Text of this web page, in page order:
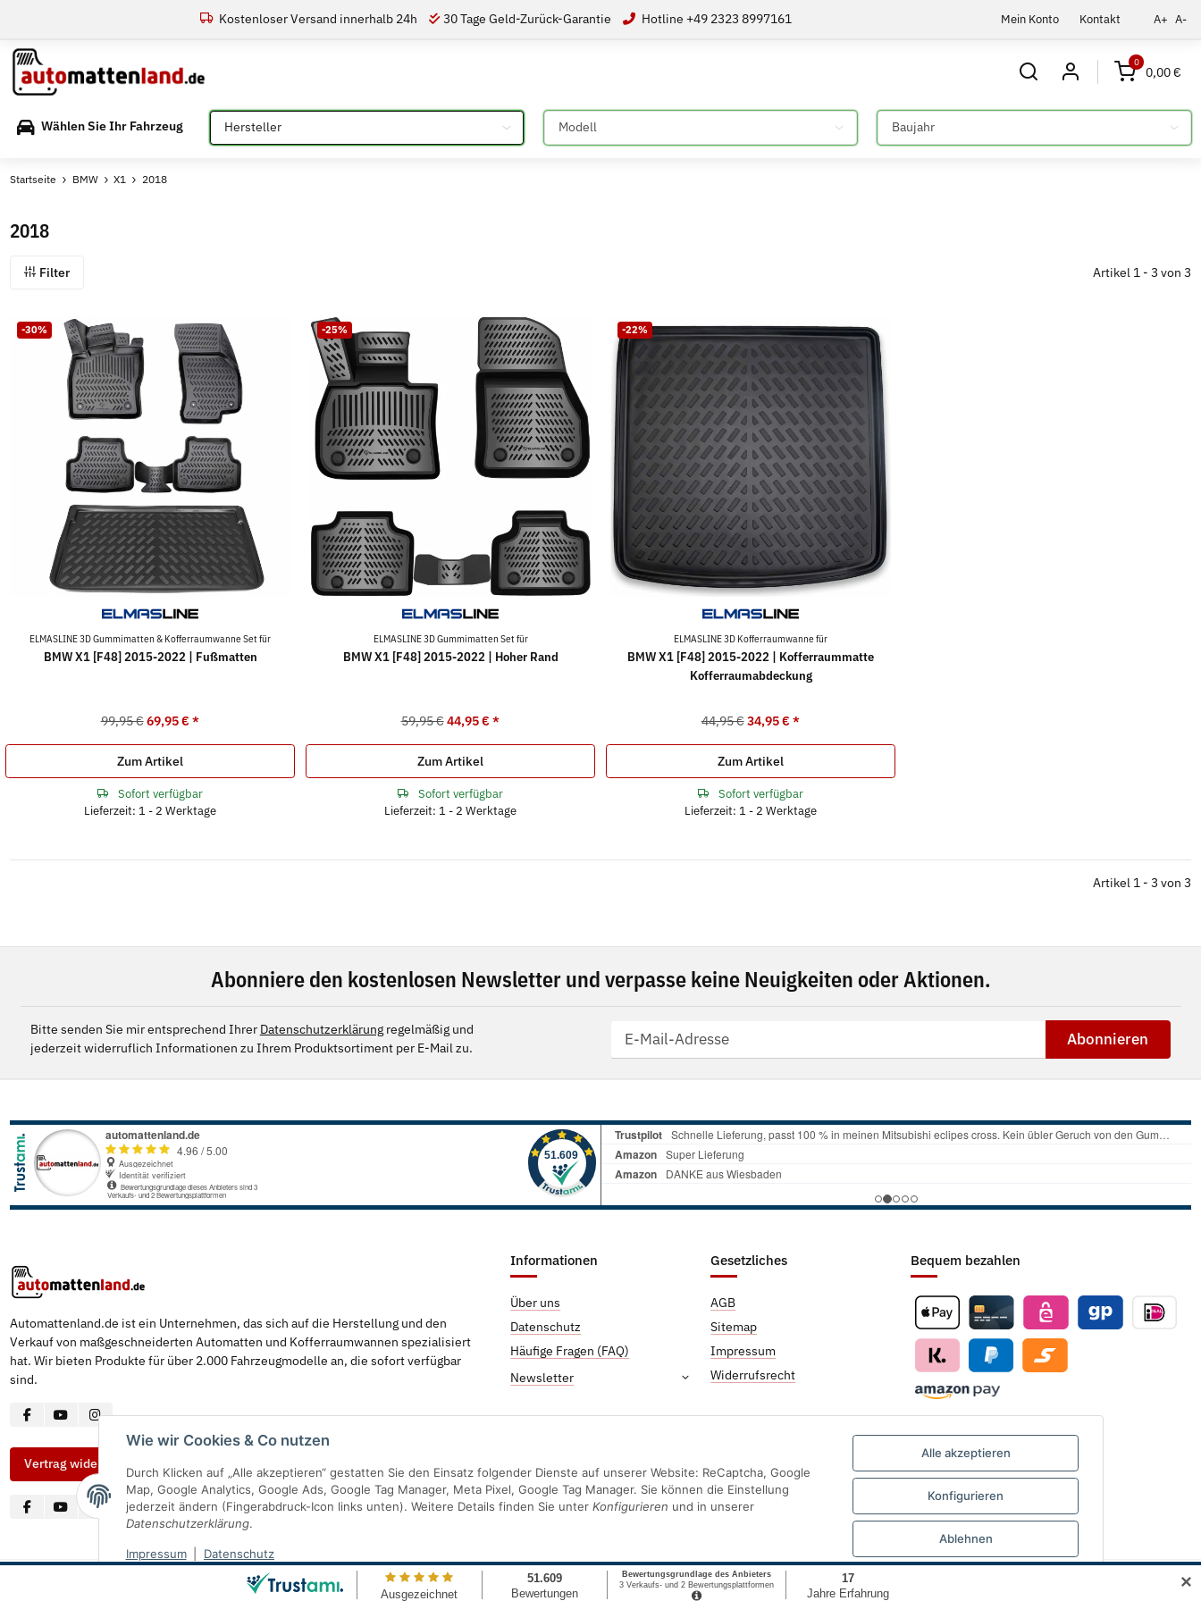
Wie wir Cookies & Co nutzen
Durch Klicken auf „Alle akzeptieren“ gestatten Sie den Einsatz folgender Dienste auf unserer Website: ReCaptcha, Google
Map, Google Analytics, Google Ads, Google Tag Manager, Meta Pixel, Google Tag Manager. Sie können die Einstellung
jederzeit ändern (Fingerabdruck-Icon links unten). Weitere Details finden Sie unter Konfigurieren und in unserer
Datenschutzerklärung.
Impressum Datenschutz
Alle akzeptieren
Konfigurieren
Ablehnen
Mein Konto Kontakt A+ A-
Kostenloser Versand innerhalb 24h 30 Tage Geld-Zurück-Garantie Hotline +49 2323 8997161
0
0,00 €
Wählen Sie Ihr Fahrzeug Bitte auswählen Bitte auswählen Bitte auswählen
Startseite BMW X1 2018
2018
Filter Artikel 1 - 3 von 3
-30%
ELMASLINE 3D Gummimatten & Kofferraumwanne Set für
BMW X1 [F48] 2015-2022 | Fußmatten
99,95 € 69,95 €*
Zum Artikel
Sofort verfügbar
Lieferzeit: 1 - 2 Werktage
-25%
ELMASLINE 3D Gummimatten Set für
BMW X1 [F48] 2015-2022 | Hoher Rand
59,95 € 44,95 €*
Zum Artikel
Sofort verfügbar
Lieferzeit: 1 - 2 Werktage
-22%
ELMASLINE 3D Kofferraumwanne für
BMW X1 [F48] 2015-2022 | Kofferraummatte
Kofferraumabdeckung
44,95 € 34,95 €*
Zum Artikel
Sofort verfügbar
Lieferzeit: 1 - 2 Werktage
Artikel 1 - 3 von 3
Abonniere den kostenlosen Newsletter und verpasse keine Neuigkeiten oder Aktionen.
Bitte senden Sie mir entsprechend Ihrer Datenschutzerklärungregelmäßig und
jederzeit widerruflich Informationen zu Ihrem Produktsortiment per E-Mail zu.
Abonnieren
Automattenland.de ist ein Unternehmen, das sich auf die Herstellung und den
Verkauf von maßgeschneiderten Automatten und Kofferraumwannen spezialisiert
hat. Wir bieten Produkte für über 2.000 Fahrzeugmodelle an, die sofort verfügbar
sind.
Informationen
Über uns
Datenschutz
Häufige Fragen (FAQ)
Newsletter
Gesetzliches
AGB
Sitemap
Impressum
Widerrufsrecht
Bequem bezahlen
Vertrag widerrufen
* Alle Preise inkl. gesetzlicher USt., inkl.Versand ✕